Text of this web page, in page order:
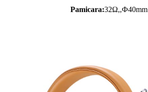
Pamicara:32Ω,,Ф40mm